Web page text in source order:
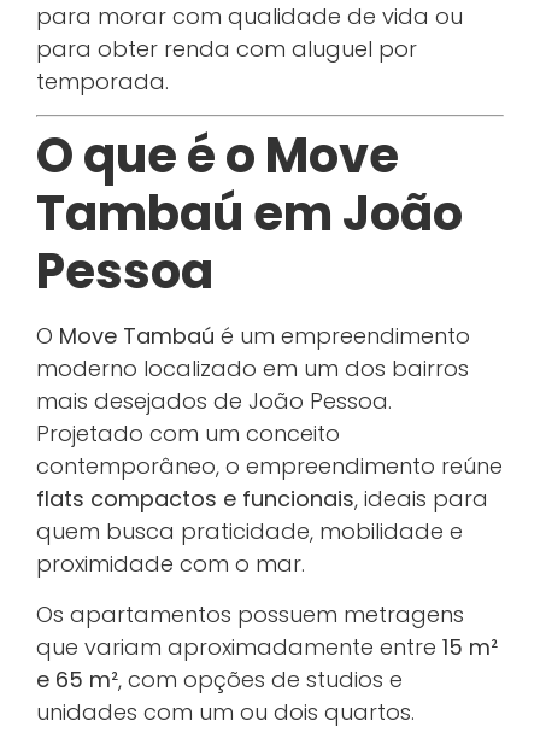
para morar com qualidade de vida ou
para obter renda com aluguel por
temporada.
O que é o Move
Tambaú em João
Pessoa
O Move Tambaú é um empreendimento
moderno localizado em um dos bairros
mais desejados de João Pessoa.
Projetado com um conceito
contemporâneo, o empreendimento reúne
flats compactos e funcionais, ideais para
quem busca praticidade, mobilidade e
proximidade com o mar.
Os apartamentos possuem metragens
que variam aproximadamente entre 15 m²
e 65 m², com opções de studios e
unidades com um ou dois quartos.